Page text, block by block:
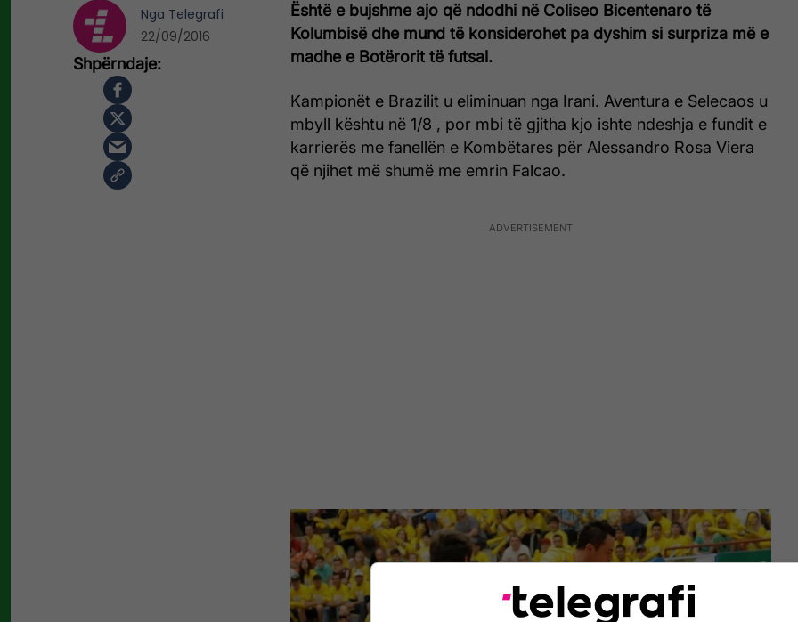
Është e bujshme ajo që ndodhi në Coliseo Bicentenaro të
Kolumbisë dhe mund të konsiderohet pa dyshim si surpriza më e
madhe e Botërorit të futsal.
Kampionët e Brazilit u eliminuan nga Irani. Aventura e Selecaos u
mbyll kështu në 1/8 , por mbi të gjitha kjo ishte ndeshja e fundit e
karrierës me fanellën e Kombëtares për Alessandro Rosa Viera
që njihet më shumë me emrin Falcao.
Nga Telegrafi
22/09/2016